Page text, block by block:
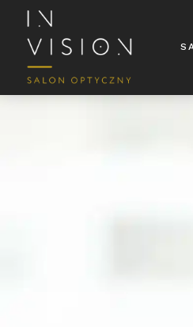
content